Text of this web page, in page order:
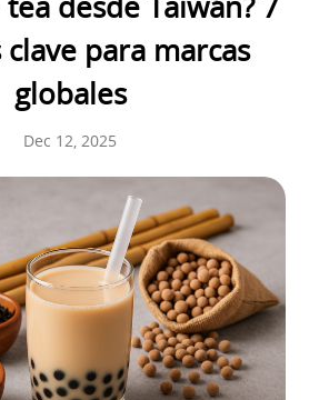
para marcas
globales
Dec 12, 2025